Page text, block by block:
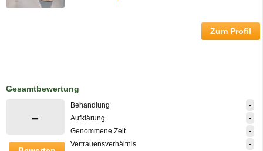
Zum Profil
Gesamtbewertung
- Behandlung -
Aufklärung -
Genommene Zeit -
Vertrauensverhältnis -